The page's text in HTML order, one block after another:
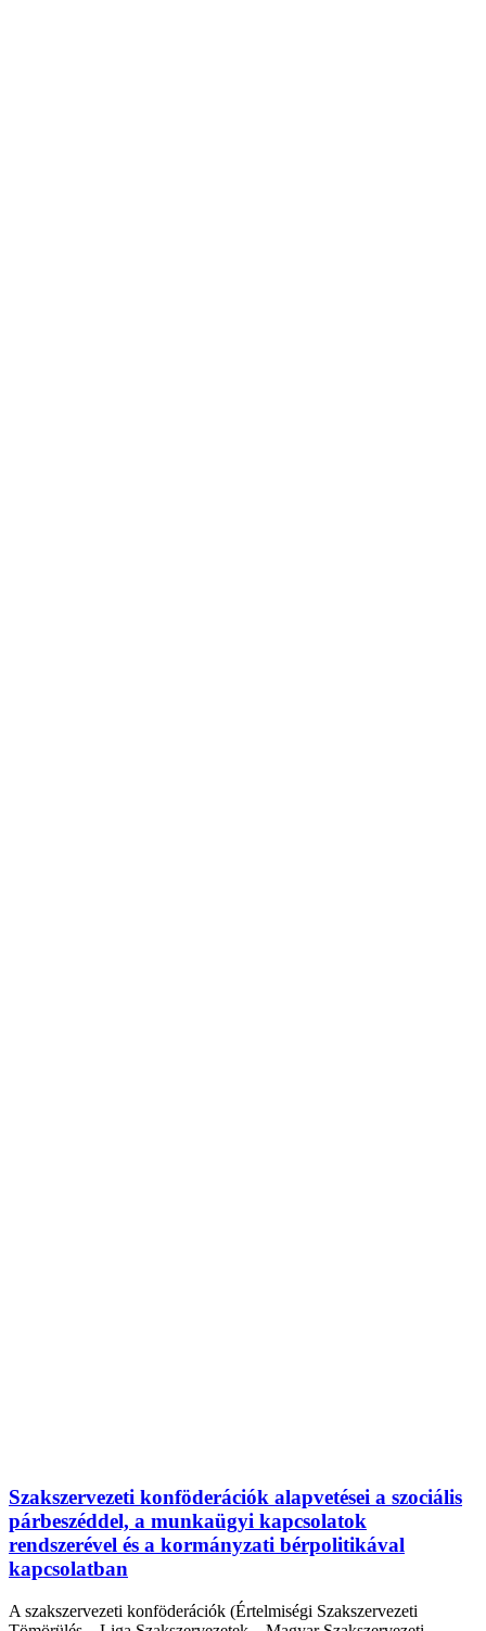
Szakszervezeti konföderációk alapvetései a szociális
párbeszéddel, a munkaügyi kapcsolatok
rendszerével és a kormányzati bérpolitikával
kapcsolatban
A szakszervezeti konföderációk (Értelmiségi Szakszervezeti